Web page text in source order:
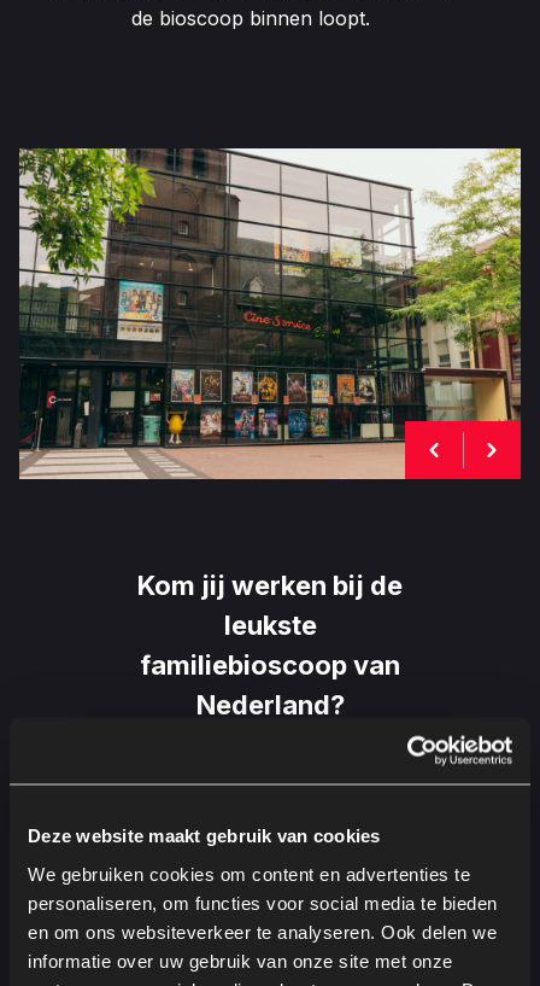
Deze website maakt gebruik van cookies
We gebruiken cookies om content en advertenties te
personaliseren, om functies voor social media te bieden
en om ons websiteverkeer te analyseren. Ook delen we
informatie over uw gebruik van onze site met onze
de bioscoop binnen loopt.
Kom jij werken bij de
leukste
familiebioscoop van
Nederland?